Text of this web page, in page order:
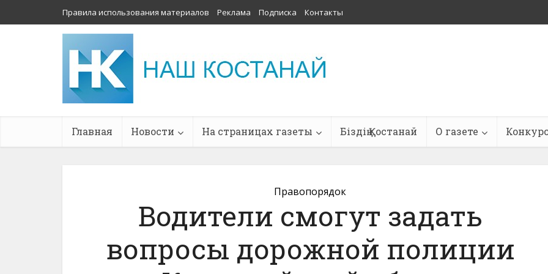
Правила использования материалов Реклама Подписка Контакты
Главная Новости На страницах газеты Біздің Қостанай О газете
Правопорядок
Водители смогут задать
вопросы дорожной полиции